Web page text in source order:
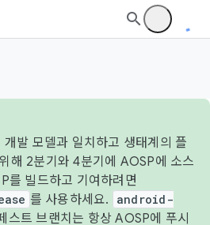
발 모델과 일치하고 생태계의 플
해 2분기와 4분기에 AOSP에 소스
를 빌드하고 기여하려면
를 사용하세요.
android-
스트 브랜치는 항상 AOSP에 푸시